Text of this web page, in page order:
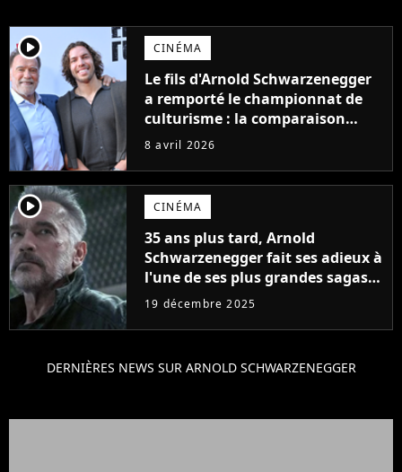
player2 CINÉMA
Le fils d'Arnold Schwarzenegger
a remporté le championnat de
culturisme : la comparaison
entre les deux est devenue
8 avril 2026
player2 CINÉMA
35 ans plus tard, Arnold
Schwarzenegger fait ses adieux à
l'une de ses plus grandes sagas
de science-fiction : "Il est temps
19 décembre 2025
DERNIÈRES NEWS SUR ARNOLD SCHWARZENEGGER